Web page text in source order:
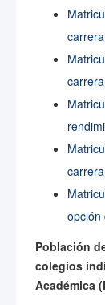
opción
Población
colegios
Académica